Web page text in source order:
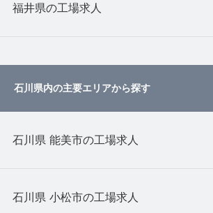
福井県の工場求人
石川県内の主要エリアから探す
石川県 能美市の工場求人
石川県 小松市の工場求人